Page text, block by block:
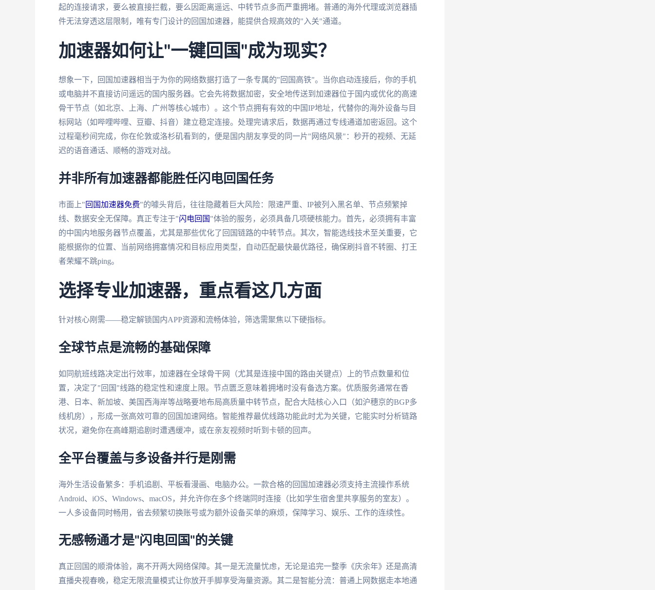
起的连接请求，要么被直接拦截，要么因距离遥远、中转节点多而严重拥堵。普通的海外代理或浏览器插
件无法穿透这层限制，唯有专门设计的回国加速器，能提供合规高效的"入关"通道。
加速器如何让"一键回国"成为现实？
想象一下，回国加速器相当于为你的网络数据打造了一条专属的"回国高铁"。当你启动连接后，你的手机
或电脑并不直接访问遥远的国内服务器。它会先将数据加密，安全地传送到加速器位于国内或优化的高速
骨干节点（如北京、上海、广州等核心城市）。这个节点拥有有效的中国IP地址，代替你的海外设备与目
标网站（如哔哩哔哩、豆瓣、抖音）建立稳定连接。处理完请求后，数据再通过专线通道加密返回。这个
过程毫秒间完成，你在伦敦或洛杉矶看到的，便是国内朋友享受的同一片"网络风景"：秒开的视频、无延
迟的语音通话、顺畅的游戏对战。
并非所有加速器都能胜任闪电回国任务
市面上"回国加速器免费"的噱头背后，往往隐藏着巨大风险：限速严重、IP被列入黑名单、节点频繁掉
线、数据安全无保障。真正专注于"闪电回国 "体验的服务，必须具备几项硬核能力。首先，必须拥有丰富
的中国内地服务器节点覆盖，尤其是那些优化了回国链路的中转节点。其次，智能选线技术至关重要，它
能根据你的位置、当前网络拥塞情况和目标应用类型，自动匹配最快最优路径，确保刷抖音不转圈、打王
者荣耀不跳ping。
选择专业加速器，重点看这几方面
针对核心刚需——稳定解锁国内APP资源和流畅体验，筛选需聚焦以下硬指标。
全球节点是流畅的基础保障
如同航班线路决定出行效率，加速器在全球骨干网（尤其是连接中国的路由关键点）上的节点数量和位
置，决定了"回国"线路的稳定性和速度上限。节点匮乏意味着拥堵时没有备选方案。优质服务通常在香
港、日本、新加坡、美国西海岸等战略要地布局高质量中转节点，配合大陆核心入口（如沪穗京的BGP多
线机房），形成一张高效可靠的回国加速网络。智能推荐最优线路功能此时尤为关键，它能实时分析链路
状况，避免你在高峰期追剧时遭遇缓冲，或在亲友视频时听到卡顿的回声。
全平台覆盖与多设备并行是刚需
海外生活设备繁多：手机追剧、平板看漫画、电脑办公。一款合格的回国加速器必须支持主流操作系统
Android、iOS、Windows、macOS，并允许你在多个终端同时连接（比如学生宿舍里共享服务的室友）。
一人多设备同时畅用，省去频繁切换账号或为额外设备买单的麻烦，保障学习、娱乐、工作的连续性。
无感畅通才是"闪电回国"的关键
真正回国的顺滑体验，离不开两大网络保障。其一是无流量忧虑，无论是追完一整季《庆余年》还是高清
直播央视春晚，稳定无限流量模式让你放开手脚享受海量资源。其二是智能分流：普通上网数据走本地通